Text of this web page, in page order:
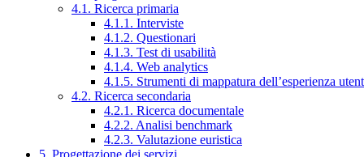
4.1. Ricerca primaria
4.1.1. Interviste
4.1.2. Questionari
4.1.3. Test di usabilità
4.1.4. Web analytics
4.1.5. Strumenti di mappatura dell’esperienza
4.2. Ricerca secondaria
4.2.1. Ricerca documentale
4.2.2. Analisi benchmark
4.2.3. Valutazione euristica
5. Progettazione dei servizi